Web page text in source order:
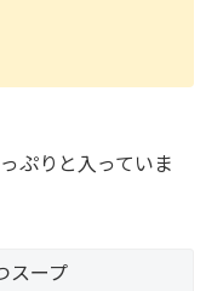
ぷりと入っていま